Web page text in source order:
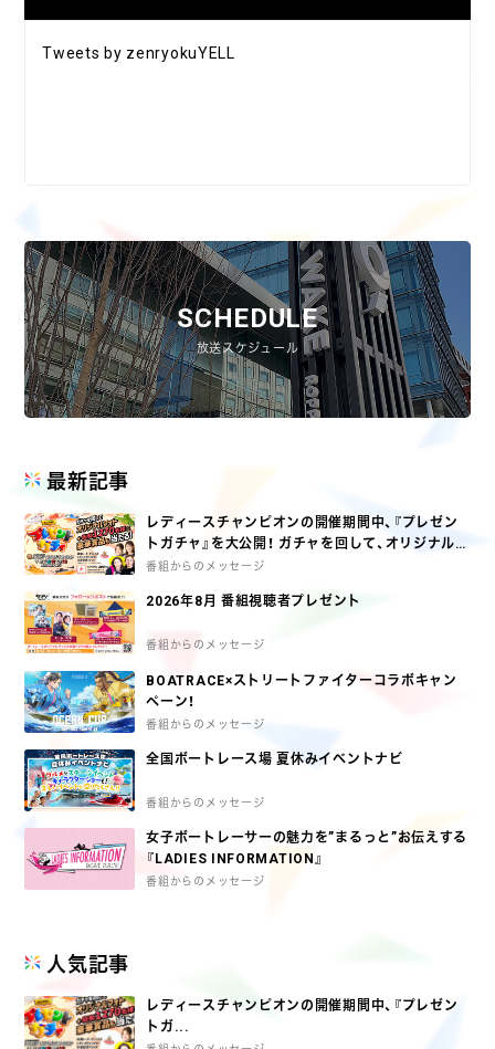
Tweets by zenryokuYELL
SCHEDULE
放送スケジュール
最新記事
レディースチャンピオンの開催期間中、『プレゼン
トガチャ』を大公開！ ガチャを回して、オリジナルグ
ッズとオリジナルフォトをGETしよう♪
番組からのメッセージ
2026年8月 番組視聴者プレゼント
番組からのメッセージ
BOATRACE×ストリートファイターコラボキャン
ペーン！
番組からのメッセージ
全国ボートレース場 夏休みイベントナビ
番組からのメッセージ
女子ボートレーサーの魅力を”まるっと”お伝えする
『LADIES INFORMATION』
番組からのメッセージ
人気記事
レディースチャンピオンの開催期間中、『プレゼン
トガ...